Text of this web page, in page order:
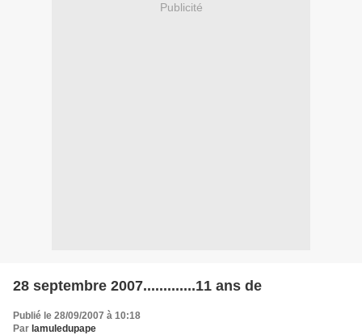
Publicité
28 septembre 2007.............11 ans de
Publié le 28/09/2007 à 10:18
Par lamuledupape